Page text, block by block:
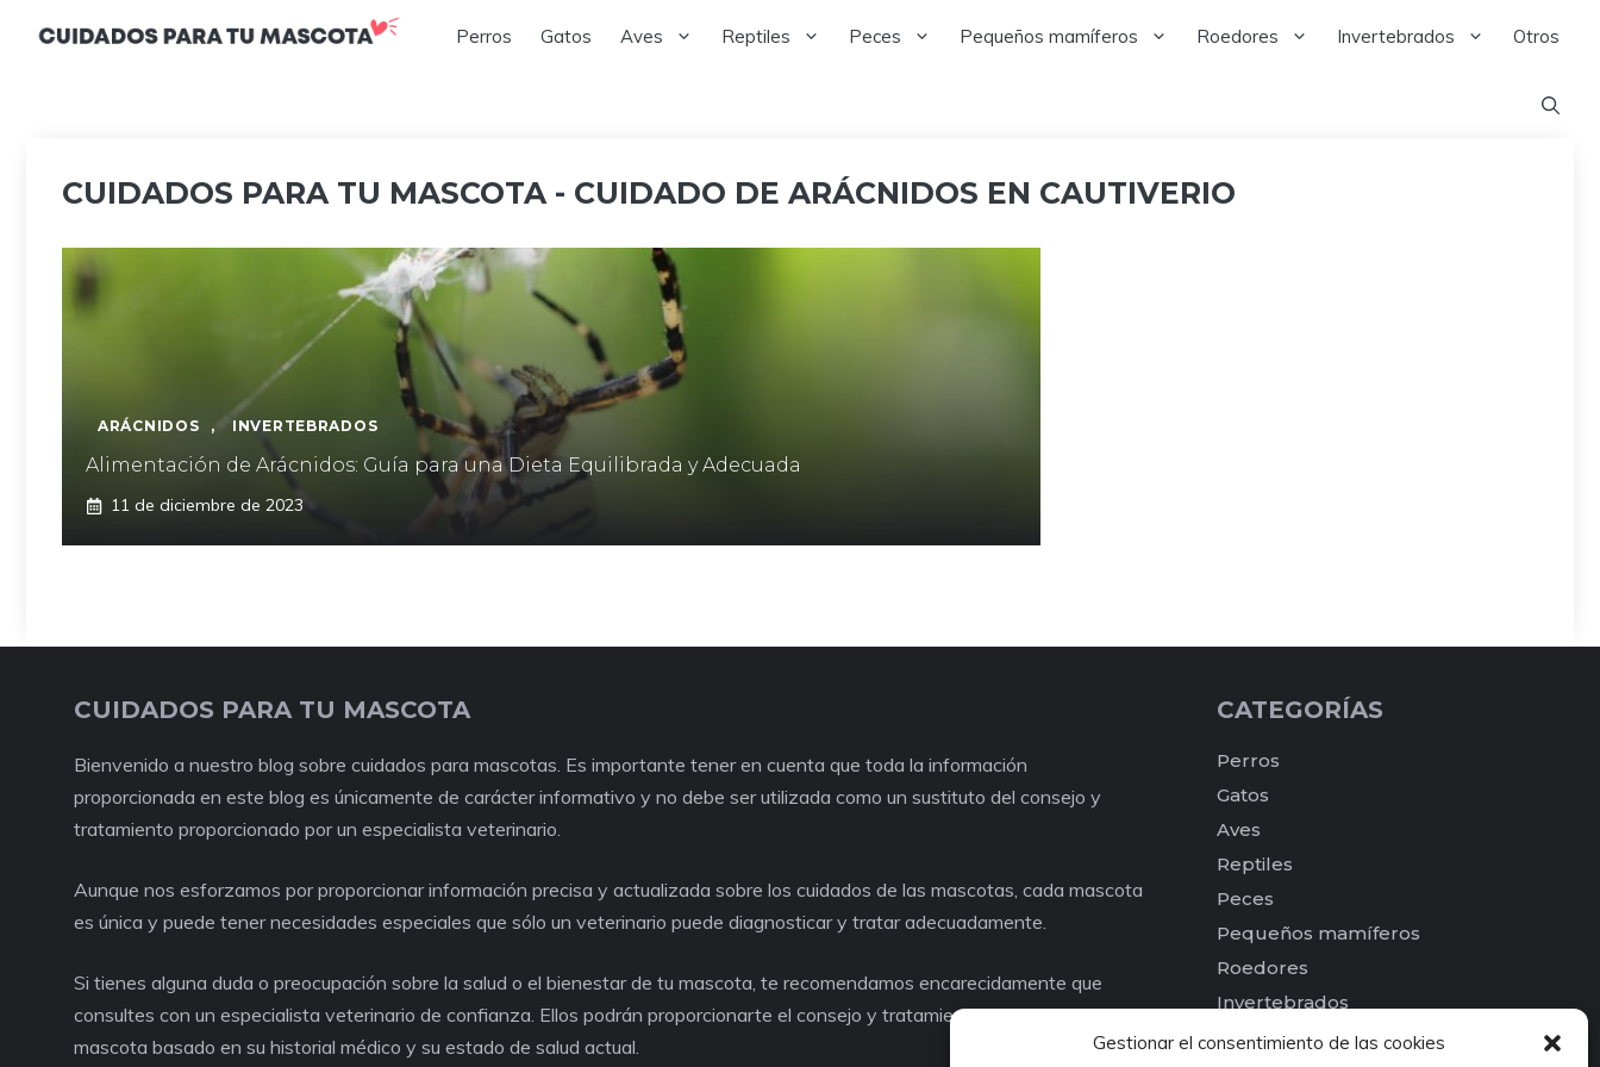
Gestionar el consentimiento de las cookies
Perros Gatos Aves Reptiles Peces Pequeños mamíferos Roedores Invertebrados Otros
CUIDADOS PARA TU MASCOTA - CUIDADO DE ARÁCNIDOS EN CAUTIVERIO
ARÁCNIDOS , INVERTEBRADOS
Alimentación de Arácnidos: Guía para una Dieta Equilibrada y Adecuada
11 de diciembre de 2023
CUIDADOS PARA TU MASCOTA
Bienvenido a nuestro blog sobre cuidados para mascotas. Es importante tener en cuenta que toda la información
proporcionada en este blog es únicamente de carácter informativo y no debe ser utilizada como un sustituto del consejo y
tratamiento proporcionado por un especialista veterinario.
Aunque nos esforzamos por proporcionar información precisa y actualizada sobre los cuidados de las mascotas, cada mascota
es única y puede tener necesidades especiales que sólo un veterinario puede diagnosticar y tratar adecuadamente.
Si tienes alguna duda o preocupación sobre la salud o el bienestar de tu mascota, te recomendamos encarecidamente que
consultes con un especialista veterinario de confianza. Ellos podrán proporcionarte el consejo y tratamiento adecuados para tu
mascota basado en su historial médico y su estado de salud actual.
CATEGORÍAS
Perros
Gatos
Aves
Reptiles
Peces
Pequeños mamíferos
Roedores
Invertebrados
Otros